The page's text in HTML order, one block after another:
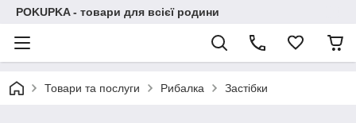
POKUPKA - товари для всієї родини
Товари та послуги Рибалка Застібки